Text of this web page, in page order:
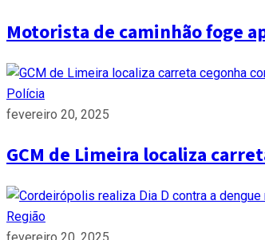
Motorista de caminhão foge
Polícia
fevereiro 20, 2025
GCM de Limeira localiza
Região